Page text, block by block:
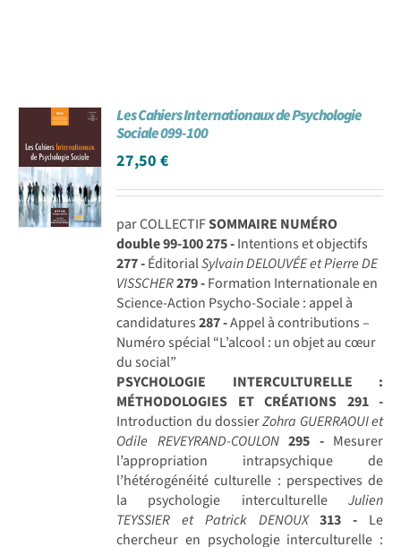
Les Cahiers Internationaux de Psychologie
Sociale 099-100
27,50€
par COLLECTIFSOMMAIRE NUMÉRO
double 99-100275 -Intentions et objectifs
277 -ÉditorialSylvain DELOUVÉE et Pierre DE
VISSCHER279 -Formation Internationale en
Science-Action Psycho-Sociale : appel à
candidatures287 -Appel à contributions –
Numéro spécial “L’alcool : un objet au cœur
du social”
PSYCHOLOGIE INTERCULTURELLE :
MÉTHODOLOGIES ET CRÉATIONS 291 -
Introduction du dossierZohra GUERRAOUI et
Odile REVEYRAND-COULON 295 -Mesurer
l’appropriation intrapsychique de
l’hétérogénéité culturelle : perspectives de
la psychologie interculturelle Julien
TEYSSIER et Patrick DENOUX 313 - Le
chercheur en psychologie interculturelle :